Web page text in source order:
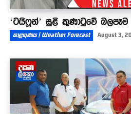
‘ටයිෆූන්’ සුළි කුණාටුවේ බලපෑම
කාළගුණය | Weather Forecast August 3,